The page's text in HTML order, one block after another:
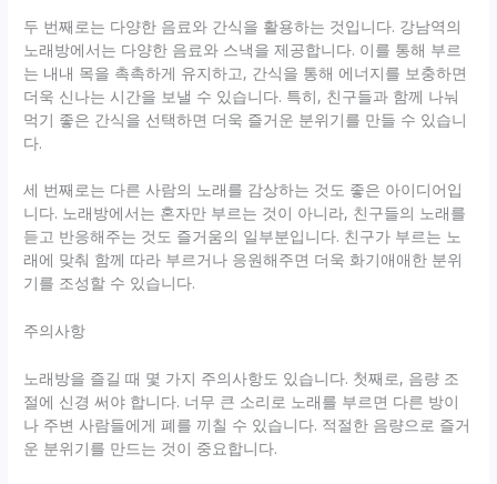
두 번째로는 다양한 음료와 간식을 활용하는 것입니다. 강남역의
노래방에서는 다양한 음료와 스낵을 제공합니다. 이를 통해 부르
는 내내 목을 촉촉하게 유지하고, 간식을 통해 에너지를 보충하면
더욱 신나는 시간을 보낼 수 있습니다. 특히, 친구들과 함께 나눠
먹기 좋은 간식을 선택하면 더욱 즐거운 분위기를 만들 수 있습니
다.
세 번째로는 다른 사람의 노래를 감상하는 것도 좋은 아이디어입
니다. 노래방에서는 혼자만 부르는 것이 아니라, 친구들의 노래를
듣고 반응해주는 것도 즐거움의 일부분입니다. 친구가 부르는 노
래에 맞춰 함께 따라 부르거나 응원해주면 더욱 화기애애한 분위
기를 조성할 수 있습니다.
주의사항
노래방을 즐길 때 몇 가지 주의사항도 있습니다. 첫째로, 음량 조
절에 신경 써야 합니다. 너무 큰 소리로 노래를 부르면 다른 방이
나 주변 사람들에게 폐를 끼칠 수 있습니다. 적절한 음량으로 즐거
운 분위기를 만드는 것이 중요합니다.